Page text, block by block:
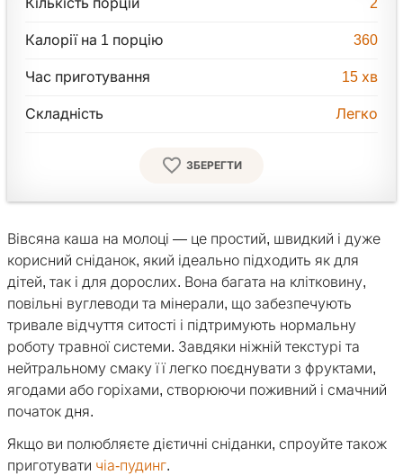
Кількість порцій 2
Калорії на 1 порцію 360
Час приготування 15 хв
Складність Легко
ЗБЕРЕГТИ
Вівсяна каша на молоці — це простий, швидкий і дуже
корисний сніданок, який ідеально підходить як для
дітей, так і для дорослих. Вона багата на клітковину,
повільні вуглеводи та мінерали, що забезпечують
тривале відчуття ситості і підтримують нормальну
роботу травної системи. Завдяки ніжній текстурі та
нейтральному смаку її легко поєднувати з фруктами,
ягодами або горіхами, створюючи поживний і смачний
початок дня.
Якщо ви полюбляєте дієтичні сніданки, спроуйте також
приготувати чіа-пудинг.